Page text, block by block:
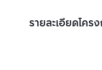
รายละเอียดโคร